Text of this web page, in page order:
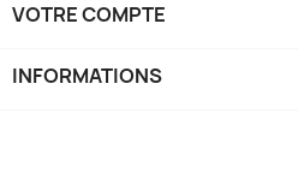
VOTRE COMPTE
INFORMATIONS